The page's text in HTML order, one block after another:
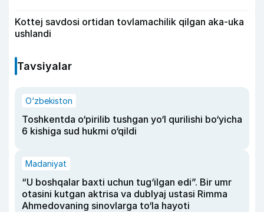
Kottej savdosi ortidan tovlamachilik qilgan aka-uka
ushlandi
Tavsiyalar
O‘zbekiston
Toshkentda o‘pirilib tushgan yo‘l qurilishi bo‘yicha
6 kishiga sud hukmi o‘qildi
Madaniyat
“U boshqalar baxti uchun tug‘ilgan edi”. Bir umr
otasini kutgan aktrisa va dublyaj ustasi Rimma
Ahmedovaning sinovlarga to‘la hayoti